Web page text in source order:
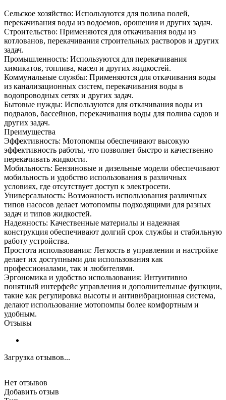
Сельское хозяйство: Используются для полива полей,
перекачивания воды из водоемов, орошения и других задач.
Строительство: Применяются для откачивания воды из
котлованов, перекачивания строительных растворов и других
задач.
Промышленность: Используются для перекачивания
химикатов, топлива, масел и других жидкостей.
Коммунальные службы: Применяются для откачивания воды
из канализационных систем, перекачивания воды в
водопроводных сетях и других задач.
Бытовые нужды: Используются для откачивания воды из
подвалов, бассейнов, перекачивания воды для полива садов и
других задач.
Преимущества
Эффективность: Мотопомпы обеспечивают высокую
эффективность работы, что позволяет быстро и качественно
перекачивать жидкости.
Мобильность: Бензиновые и дизельные модели обеспечивают
мобильность и удобство использования в различных
условиях, где отсутствует доступ к электросети.
Универсальность: Возможность использования различных
типов насосов делает мотопомпы подходящими для разных
задач и типов жидкостей.
Надежность: Качественные материалы и надежная
конструкция обеспечивают долгий срок службы и стабильную
работу устройства.
Простота использования: Легкость в управлении и настройке
делает их доступными для использования как
профессионалами, так и любителями.
Эргономика и удобство использования: Интуитивно
понятный интерфейс управления и дополнительные функции,
такие как регулировка высоты и антивибрационная система,
делают использование мотопомпы более комфортным и
удобным.
Отзывы
Загрузка отзывов...
Нет отзывов
Добавить отзыв